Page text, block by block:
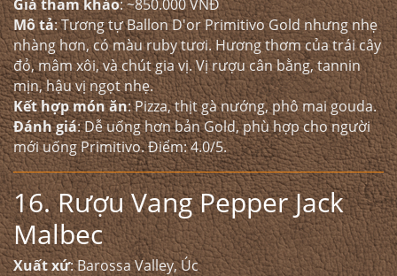
Giá tham khảo: ~850.000 VNĐ
Mô tả: Tương tự Ballon D'or Primitivo Gold nhưng nhẹ
nhàng hơn, có màu ruby tươi. Hương thơm của trái cây
đỏ, mâm xôi, và chút gia vị. Vị rượu cân bằng, tannin
mịn, hậu vị ngọt nhẹ.
Kết hợp món ăn: Pizza, thịt gà nướng, phô mai gouda.
Đánh giá: Dễ uống hơn bản Gold, phù hợp cho người
mới uống Primitivo. Điểm: 4.0/5.
16. Rượu Vang Pepper Jack
Malbec
Xuất xứ: Barossa Valley, Úc